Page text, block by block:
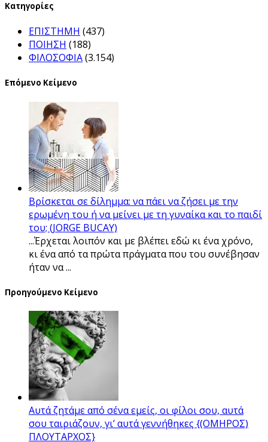
Kατηγορίες
ΕΠΙΣΤΗΜΗ (437)
ΠΟΙΗΣΗ (188)
ΦΙΛΟΣΟΦΙΑ(3.154)
Επόμενο Κείμενο
Βρίσκεται σε δίλημμα: να πάει να ζήσει με την
ερωμένη του ή να μείνει με τη γυναίκα και το παιδί
του; (JORGE BUCAY)
...Έρχεται λοιπόν και με βλέπει εδώ κι ένα χρόνο,
κι ένα από τα πρώτα πράγματα που του συνέβησαν
ήταν να ...
Προηγούμενο Κείμενο
Αυτά ζητάμε από σένα εμείς, οι φίλοι σου, αυτά
σου ταιριάζουν, γι’ αυτά γεννήθηκες {(ΟΜΗΡΟΣ)
ΠΛΟΥΤΑΡΧΟΣ}